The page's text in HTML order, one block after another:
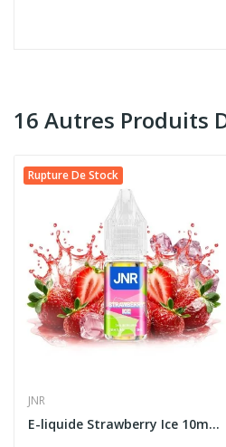
16 Autres Produits
Rupture De Stock
JNR
E-liquide Strawberry Ice 10ml JNR - Sel de...